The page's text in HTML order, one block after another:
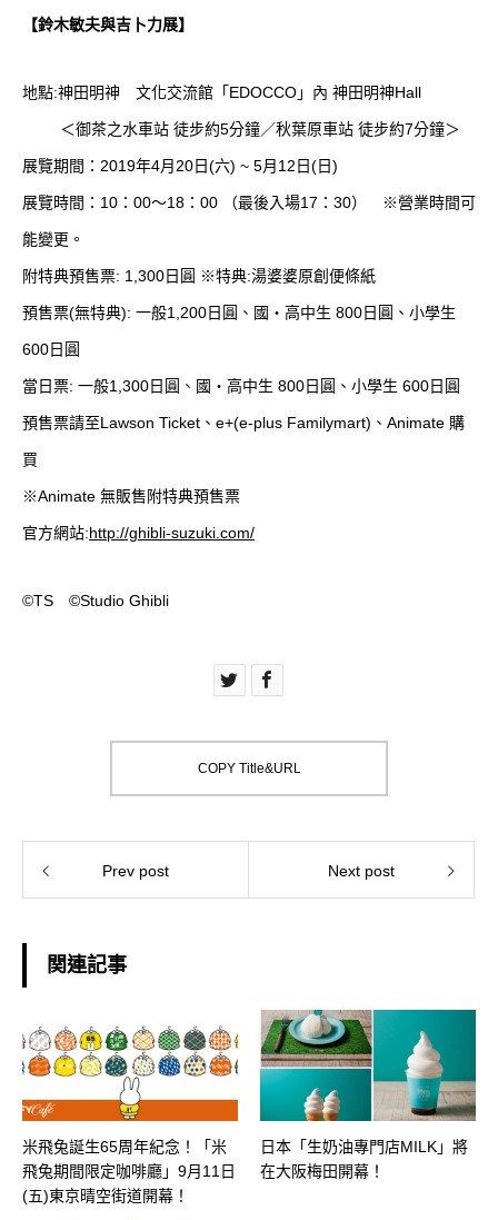
【鈴木敏夫與吉卜力展】
地點:神田明神 文化交流館「EDOCCO」內 神田明神Hall
＜御茶之水車站 徒步約5分鐘／秋葉原車站 徒步約7分鐘＞
展覽期間：2019年4月20日(六) ~ 5月12日(日)
展覽時間：10：00～18：00 （最後入場17：30） ※營業時間可
能變更。
附特典預售票: 1,300日圓 ※特典:湯婆婆原創便條紙
預售票(無特典): 一般1,200日圓、國・高中生 800日圓、小學生
600日圓
當日票: 一般1,300日圓、國・高中生 800日圓、小學生 600日圓
預售票請至Lawson Ticket 、 e+(e-plus Familymart)、Animate 購
買
※Animate 無販售附特典預售票
官方網站:http://ghibli-suzuki.com/
©TS ©Studio Ghibli
COPY Title&URL
Prev post Next post
関連記事
​米飛兔誕生65周年紀念！「米
飛兔期間限定咖啡廳」9月11日
(五)東京晴空街道開幕！
日本「生奶油專門店MILK」將
在大阪梅田開幕！